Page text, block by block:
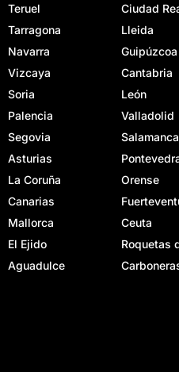
Teruel
Ciudad
Tarragona
Lleida
Navarra
Guipúzcoa
Vizcaya
Cantabria
Soria
León
Palencia
Valladolid
Segovia
Salamanca
Asturias
La Coruña
Orense
Canarias
Mallorca
Ceuta
El Ejido
Roquetas
Aguadulce